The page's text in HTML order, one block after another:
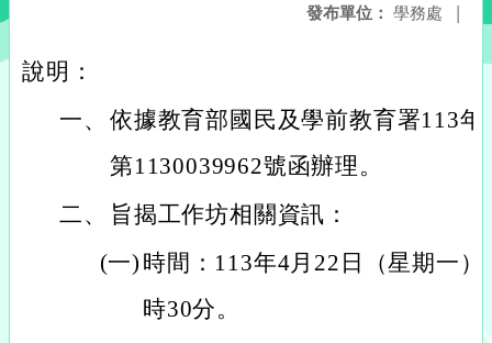
發布單位： 學務處 |
說明：
一、 依據教育部國民及學前教育署113
第1130039962號函辦理。
二、
旨揭工作坊相關資訊：
(一) 時間：113年4月22日（星期一
時30分。